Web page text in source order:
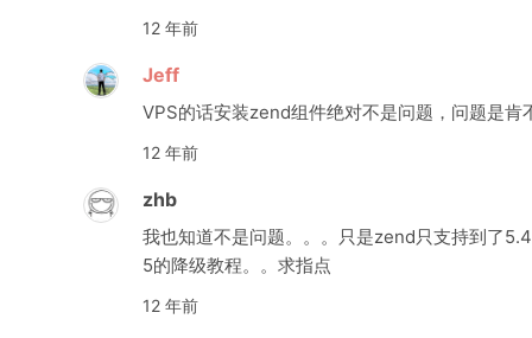
12 年前
Jeff
VPS的话安装zend组件绝对不是问题，问题是肯
12 年前
zhb
我也知道不是问题。。。只是zend只支持到了
5的降级教程。。求指点
12 年前